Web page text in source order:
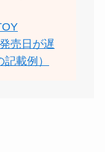
売日が遅
載例）